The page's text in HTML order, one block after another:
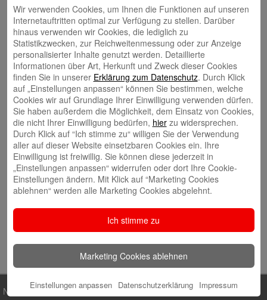
Schreibe einen Kommentar
Deine E-Mail-Adresse wird nicht veröffentlicht. Erforderliche Felder
sind mit*markiert
Name *
E-Mail*
Website
Newsletter
Wir verwenden Cookies, um Ihnen die Funktionen auf unseren
Internetauftritten optimal zur Verfügung zu stellen. Darüber
hinaus verwenden wir Cookies, die lediglich zu
Statistikzwecken, zur Reichweitenmessung oder zur Anzeige
personalisierter Inhalte genutzt werden. Detaillierte
Informationen über Art, Herkunft und Zweck dieser Cookies
finden Sie in unserer Erklärung zum Datenschutz. Durch Klick
auf „Einstellungen anpassen“ können Sie bestimmen, welche
Cookies wir auf Grundlage Ihrer Einwilligung verwenden dürfen.
Sie haben außerdem die Möglichkeit, dem Einsatz von Cookies,
die nicht Ihrer Einwilligung bedürfen, hierzu widersprechen.
Durch Klick auf “Ich stimme zu“ willigen Sie der Verwendung
aller auf dieser Website einsetzbaren Cookies ein. Ihre
Einwilligung ist freiwillig. Sie können diese jederzeit in
„Einstellungen anpassen“ widerrufen oder dort Ihre Cookie-
Einstellungen ändern. Mit Klick auf “Marketing Cookies
ablehnen“ werden alle Marketing Cookies abgelehnt.
Ich stimme zu
Marketing Cookies ablehnen
Einstellungen anpassen Datenschutzerklärung Impressum